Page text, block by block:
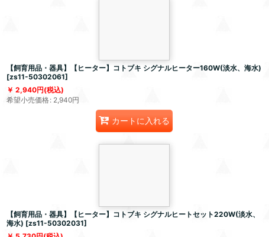
【飼育用品・器具】【ヒーター】コトブキ シグナルヒーター160W(淡水、海水)
[zs11-50302061]
2,940円(税込)
希望小売価格: 2,940円
カートに入れる
【飼育用品・器具】【ヒーター】コトブキ シグナルヒートセット220W(淡水、
海水) [zs11-50302031]